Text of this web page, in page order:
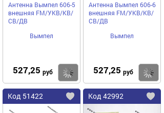
Антенна Вымпел 606-5
внешняя FM/УКВ/КВ/
СВ/ДВ
Вымпел
527,25 руб Купить
Антенна Вымпел 606-6
внешняя FM/УКВ/КВ/
СВ/ДВ
Вымпел
527,25 руб
Код 51422
Добавить
Код 42992